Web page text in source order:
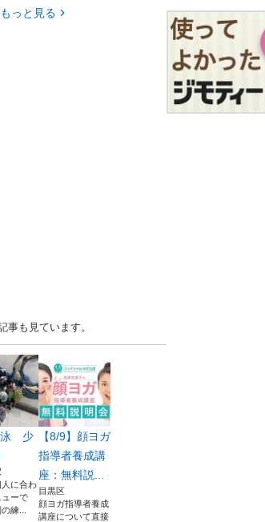
っと見る
も見ています。
泳 少
に合わ
ーで
練...
【8/9】顔ヨガ
指導者養成講
座：無料説...
目黒区
顔ヨガ指導者養成
講座について直接